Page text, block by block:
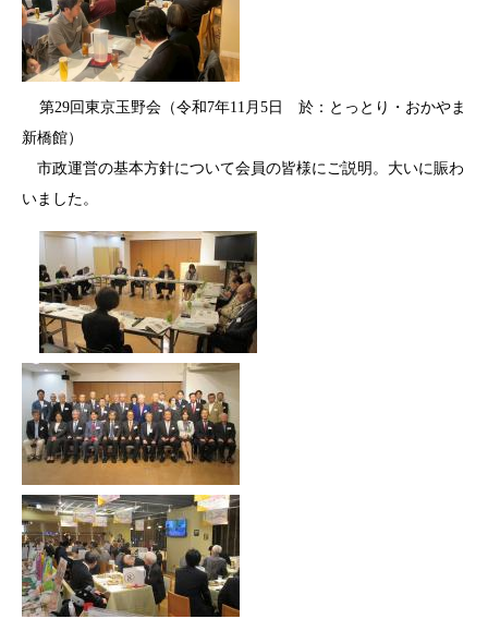
第29回東京玉野会（令和7年11月5日 於：とっとり・おかやま
新橋館）
市政運営の基本方針について会員の皆様にご説明。 大いに賑わ
いました。